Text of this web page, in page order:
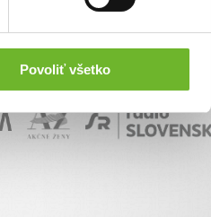
Povoliť všetko